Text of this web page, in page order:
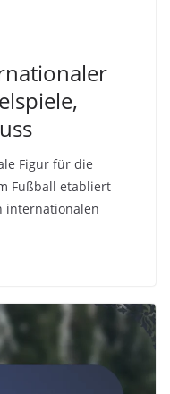
Figur für die
Fußball etabliert
internationalen